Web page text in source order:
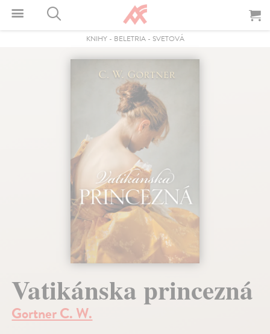
KNIHY- BELETRIA- SVETOVÁ
Vatikánska princezná
Gortner C. W.